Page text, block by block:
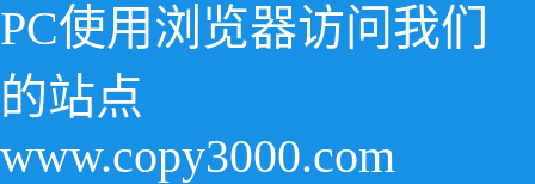
PC使用浏览器访问我们
的站点
www.copy3000.com